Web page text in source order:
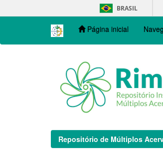
navigation
BRASIL
Página inicial
Repositório de Múltiplos